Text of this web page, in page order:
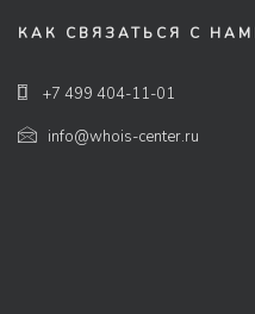
КАК СВЯЗАТЬСЯ С
+7 499 404-11-01
info@whois-center.ru